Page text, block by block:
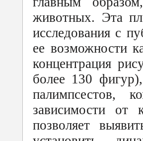
животных. Эта
исследования с
ее возможности
концентрация
более 130
палимпсестов,
зависимости от
позволяет